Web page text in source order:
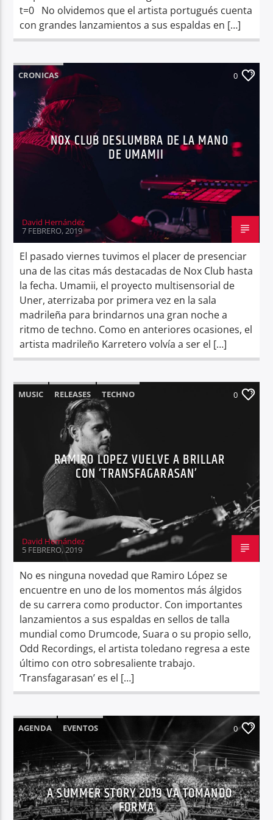
t=0 No olvidemos que el artista portugués cuenta
con grandes lanzamientos a sus espaldas en […]
CRONICAS 0
NOX CLUB DESLUMBRA DE LA MANO
DE UMAMII
David Hernández
7 FEBRERO, 2019
El pasado viernes tuvimos el placer de presenciar
una de las citas más destacadas de Nox Club hasta
la fecha. Umamii, el proyecto multisensorial de
Uner, aterrizaba por primera vez en la sala
madrileña para brindarnos una gran noche a
ritmo de techno. Como en anteriores ocasiones, el
artista madrileño Karretero volvía a ser el […]
MUSIC RELEASES TECHNO 0
RAMIRO LOPEZ VUELVE A BRILLAR
CON ‘TRANSFAGARASAN’
David Hernández
5 FEBRERO, 2019
No es ninguna novedad que Ramiro López se
encuentre en uno de los momentos más álgidos
de su carrera como productor. Con importantes
lanzamientos a sus espaldas en sellos de talla
mundial como Drumcode, Suara o su propio sello,
Odd Recordings, el artista toledano regresa a este
último con otro sobresaliente trabajo.
‘Transfagarasan’ es el […]
AGENDA EVENTOS 0
A SUMMER STORY 2019 VA TOMANDO
FORMA